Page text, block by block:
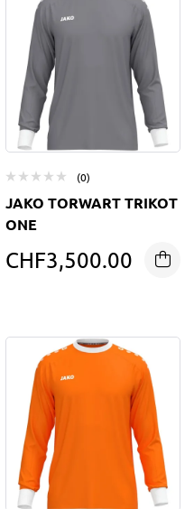
(0)
JAKO TORWART TRIKOT
ONE
CHF3,500.00